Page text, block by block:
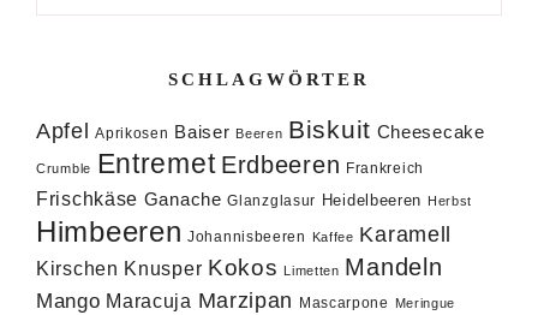
SCHLAGWÖRTER
Apfel Aprikosen Baiser Beeren Biskuit Cheesecake
Crumble Entremet Erdbeeren Frankreich
Frischkäse Ganache Glanzglasur Heidelbeeren Herbst
Himbeeren Johannisbeeren Kaffee Karamell
Kirschen Knusper Kokos Limetten Mandeln
Mango Maracuja Marzipan Mascarpone Meringue